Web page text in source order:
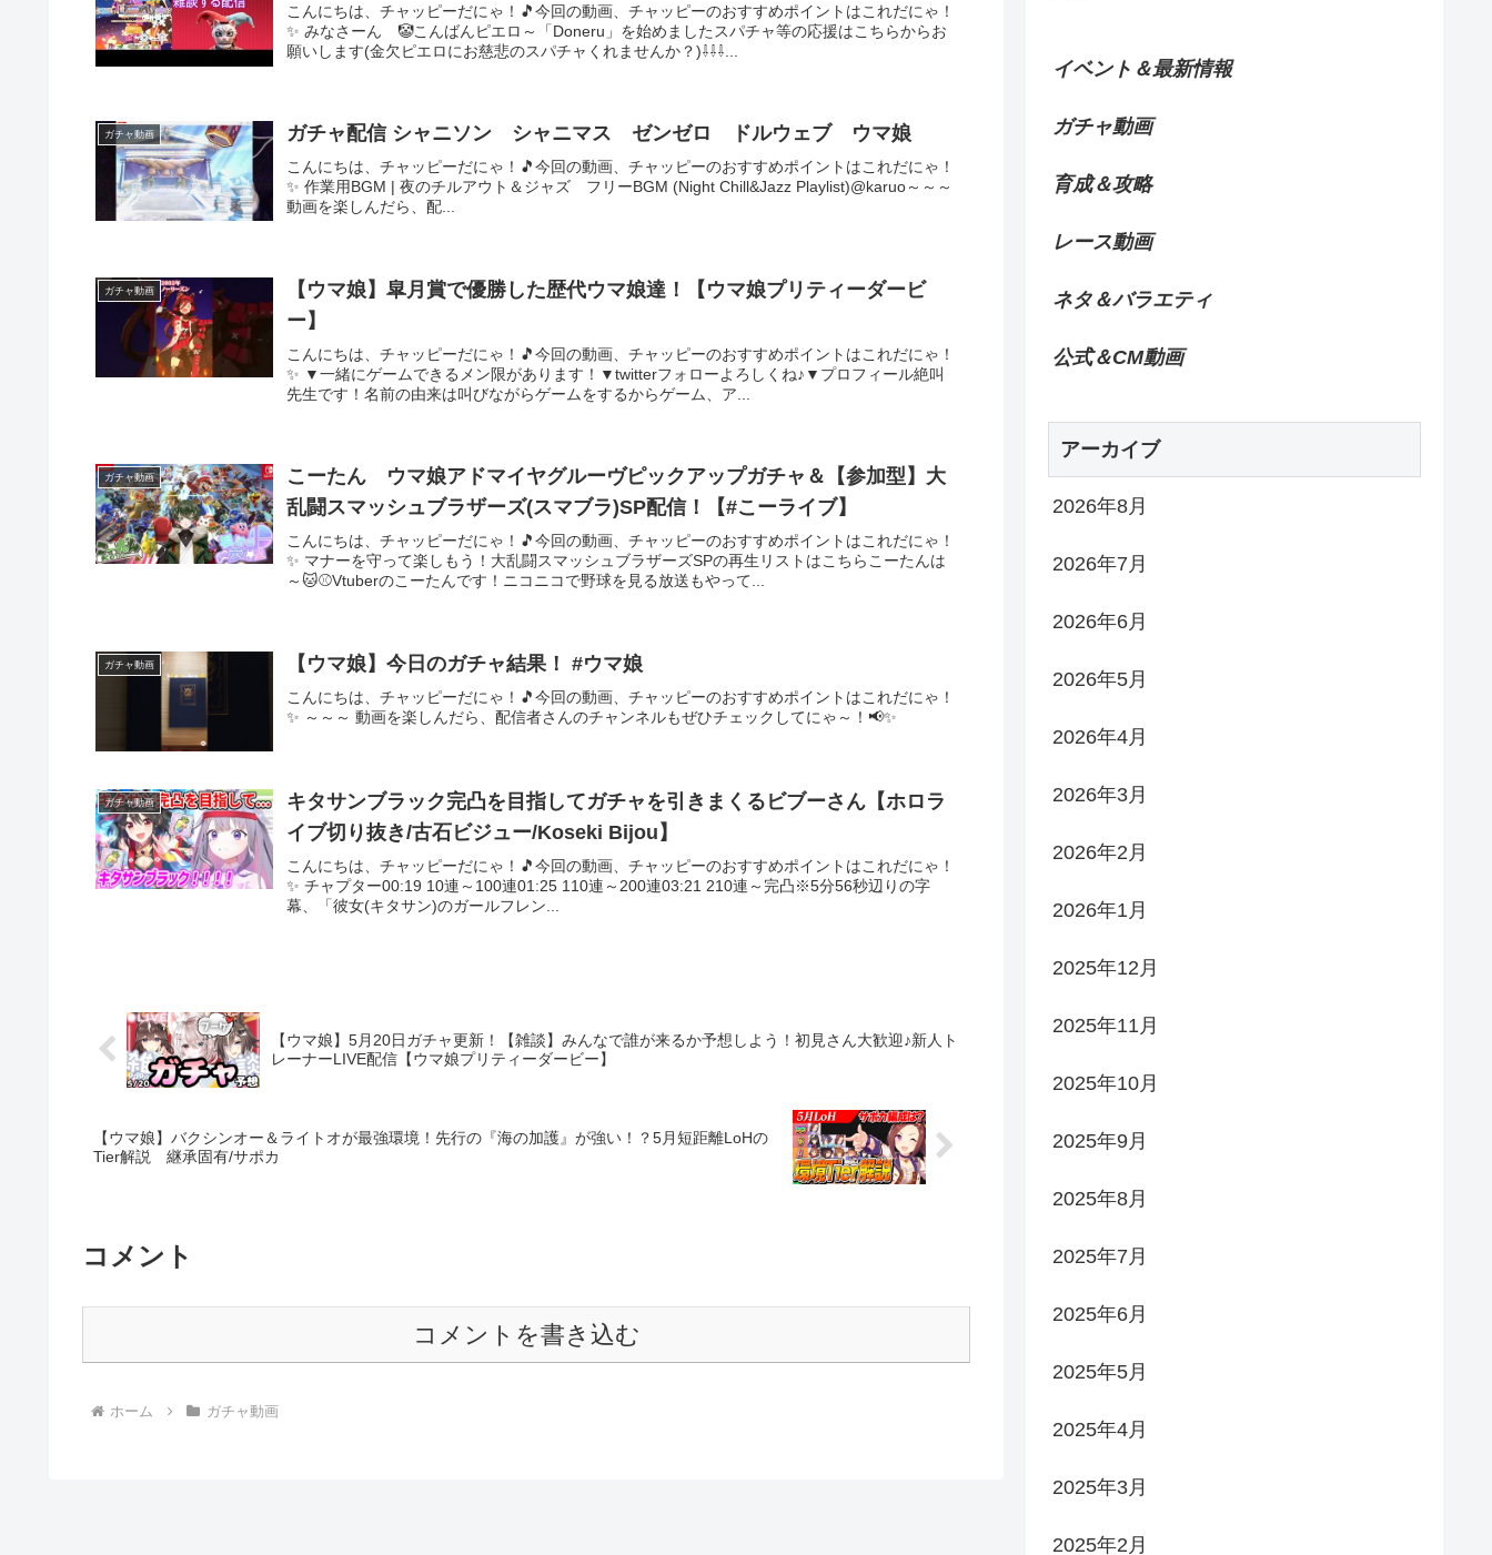
こんにちは、チャッピーだにゃ！🎵今回の動画、チャッピーのおすすめポイントはこれだにゃ！
✨ みなさーん 🤡こんばんピエロ～「Doneru」を始めましたスパチャ等の応援はこちらからお
願いします(金欠ピエロにお慈悲のスパチャくれませんか？)⇩⇩⇩...
ガチャ動画 ガチャ配信 シャニソン シャニマス ゼンゼロ ドルウェブ ウマ娘
こんにちは、チャッピーだにゃ！🎵今回の動画、チャッピーのおすすめポイントはこれだにゃ！
✨ 作業用BGM | 夜のチルアウト＆ジャズ フリーBGM (Night Chill&Jazz Playlist)@karuo～～～
動画を楽しんだら、配...
ガチャ動画
【ウマ娘】皐月賞で優勝した歴代ウマ娘達！【ウマ娘プリティーダービ
ー】
こんにちは、チャッピーだにゃ！🎵今回の動画、チャッピーのおすすめポイントはこれだにゃ！
✨ ▼一緒にゲームできるメン限があります！▼twitterフォローよろしくね♪▼プロフィール絶叫
先生です！名前の由来は叫びながらゲームをするからゲーム、ア...
ガチャ動画
こーたん ウマ娘アドマイヤグルーヴピックアップガチャ＆【参加型】大
乱闘スマッシュブラザーズ(スマブラ)SP配信！【#こーライブ】
こんにちは、チャッピーだにゃ！🎵今回の動画、チャッピーのおすすめポイントはこれだにゃ！
✨ マナーを守って楽しもう！大乱闘スマッシュブラザーズSPの再生リストはこちらこーたんは
～🐱⚾Vtuberのこーたんです！ニコニコで野球を見る放送もやって...
ガチャ動画 【ウマ娘】今日のガチャ結果！ #ウマ娘
こんにちは、チャッピーだにゃ！🎵今回の動画、チャッピーのおすすめポイントはこれだにゃ！
✨ ～～～ 動画を楽しんだら、配信者さんのチャンネルもぜひチェックしてにゃ～！📢✨
ガチャ動画
キタサンブラック完凸を目指してガチャを引きまくるビブーさん【ホロラ
イブ切り抜き/古石ビジュー/Koseki Bijou】
こんにちは、チャッピーだにゃ！🎵今回の動画、チャッピーのおすすめポイントはこれだにゃ！
✨ チャプター00:19 10連～100連01:25 110連～200連03:21 210連～完凸※5分56秒辺りの字
幕、「彼女(キタサン)のガールフレン...
【ウマ娘】5月20日ガチャ更新！【雑談】みんなで誰が来るか予想しよう！初見さん大歓迎♪新人ト
レーナーLIVE配信【ウマ娘プリティーダービー】
【ウマ娘】バクシンオー＆ライトオが最強環境！先行の『海の加護』が強い！？5月短距離LoHの
Tier解説 継承固有/サポカ
コメント
コメントを書き込む
ホーム ガチャ動画
イベント＆最新情報
ガチャ動画
育成＆攻略
レース動画
ネタ＆バラエティ
公式＆CM動画
アーカイブ
2026年8月
2026年7月
2026年6月
2026年5月
2026年4月
2026年3月
2026年2月
2026年1月
2025年12月
2025年11月
2025年10月
2025年9月
2025年8月
2025年7月
2025年6月
2025年5月
2025年4月
2025年3月
2025年2月